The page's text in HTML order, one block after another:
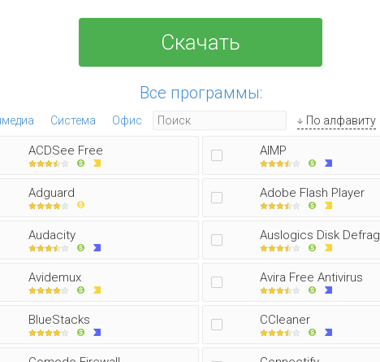
Скачать
Все программы:
Система Офис По алфавиту
ACDSee Free AIMP
Adguard Adobe Flash Player
Audacity Auslogics Disk Defrag
Avidemux Avira Free Antivirus
BlueStacks CCleaner